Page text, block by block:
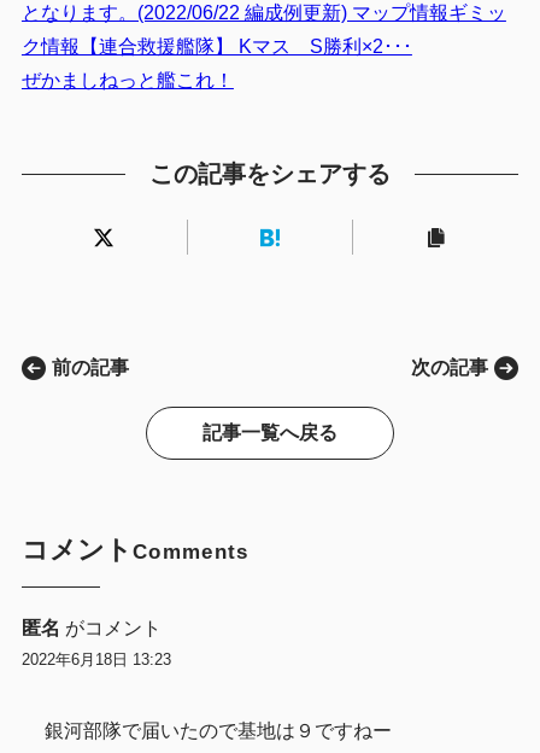
となります。(2022/06/22 編成例更新) マップ情報ギミッ
ク情報【連合救援艦隊】 Kマス S勝利×2･･･
ぜかましねっと艦これ！
この記事をシェアする
前の記事
記事一覧へ戻る
次の記事
コメント Comments
匿名 がコメント
2022年6月18日 13:23
銀河部隊で届いたので基地は９ですねー